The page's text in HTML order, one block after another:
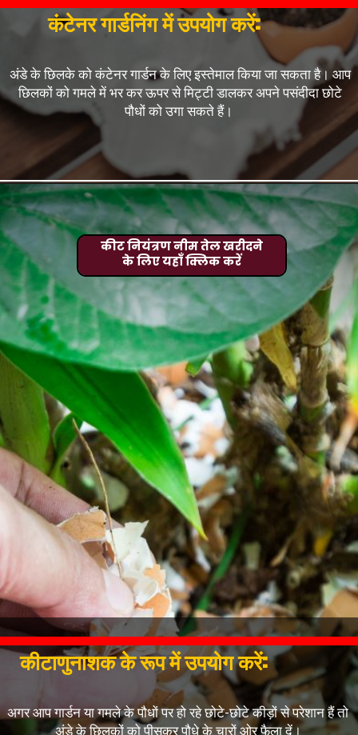
कंटेनर गार्डनिंग में उपयोग करें:
अंडे के छिलके को कंटेनर गार्डन के लिए इस्तेमाल किया जा सकता है। आप
छिलकों को गमले में भर कर ऊपर से मिट्टी डालकर अपने पसंदीदा छोटे
पौधों को उगा सकते हैं।
कीटाणुनाशक के रूप में उपयोग करें:
अगर आप गार्डन या गमले के पौधों पर हो रहे छोटे-छोटे कीड़ों से परेशान हैं तो
अंडे के छिलकों को पीसकर पौधे के चारों ओर फैला दें।
कीट नियंत्रण नीम तेल खरीदने
के लिए यहाँ क्लिक करें